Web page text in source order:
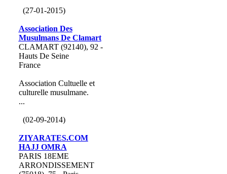
(27-01-2015)
Association Des
Musulmans De Clamart
CLAMART (92140), 92 -
Hauts De Seine
France
Association Cultuelle et
culturelle musulmane.
...
(02-09-2014)
ZIYARATES.COM
HAJJ OMRA
PARIS 18EME
ARRONDISSEMENT